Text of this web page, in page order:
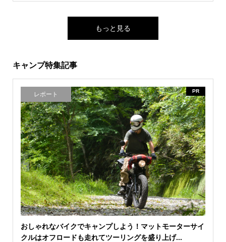
もっと見る
キャンプ特集記事
レポート PR
おしゃれなバイクでキャンプしよう！マットモーターサイ
クルはオフロードも走れてツーリングを盛り上げ...